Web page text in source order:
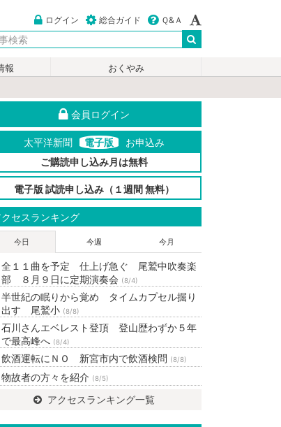
ログイン 総合ガイド Ｑ&Ａ
報
おくやみ
会員ログイン
太平洋新聞 電子版
お申込み
ご購読申し込み月は無料
電子版 試読申し込み（１週間 無料）
クセスランキング
今日 今週 今月
全１１曲を予定 仕上げ急ぐ 尾鷲中吹奏楽
部 ８月９日に定期演奏会 (8/4)
半世紀の眠りから覚め タイムカプセル掘り
出す 尾鷲小 (8/8)
石川さんエベレスト登頂 登山歴わずか５年
で最高峰へ (8/4)
飲酒運転にＮＯ 新宮市内で飲酒検問 (8/8)
物故者の方々を紹介 (8/5)
アクセスランキング一覧